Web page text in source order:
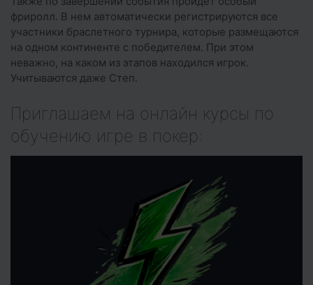
фриролл. В нем автоматически регистрируются все
участники браслетного турнира, которые размещаются
на одном континенте с победителем. При этом
неважно, на каком из этапов находился игрок.
Учитываются даже Степ.
Приглашаем на онлайн курсы по
обучению игре в покер: